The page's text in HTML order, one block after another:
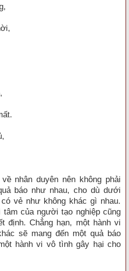
nhân duyên nên không phải
báo như nhau, cho dù dưới
vẻ như không khác gì nhau.
của người tạo nghiệp cũng
định. Chẳng hạn, một hành vi
sẽ mang đến một quả báo
hành vi vô tình gây hại cho